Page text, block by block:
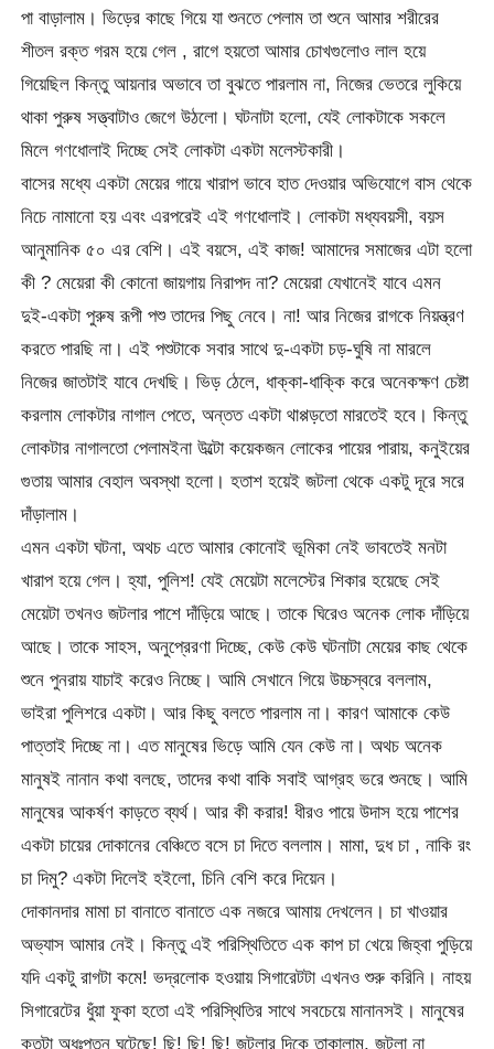
পা বাড়ালাম। ভিড়ের কাছে গিয়ে যা শুনতে পেলাম তা শুনে আমার শরীরের
শীতল রক্ত গরম হয়ে গেল , রাগে হয়তো আমার চোখগুলোও লাল হয়ে
গিয়েছিল কিন্তু আয়নার অভাবে তা বুঝতে পারলাম না, নিজের ভেতরে লুকিয়ে
থাকা পুরুষ সত্ত্বাটাও জেগে উঠলো। ঘটনাটা হলো, যেই লোকটাকে সকলে
মিলে গণধোলাই দিচ্ছে সেই লোকটা একটা মলেস্টকারী।
বাসের মধ্যে একটা মেয়ের গায়ে খারাপ ভাবে হাত দেওয়ার অভিযোগে বাস থেকে
নিচে নামানো হয় এবং এরপরেই এই গণধোলাই। লোকটা মধ্যবয়সী, বয়স
আনুমানিক ৫০ এর বেশি। এই বয়সে, এই কাজ! আমাদের সমাজের এটা হলো
কী ? মেয়েরা কী কোনো জায়গায় নিরাপদ না? মেয়েরা যেখানেই যাবে এমন
দুই-একটা পুরুষ রূপী পশু তাদের পিছু নেবে। না! আর নিজের রাগকে নিয়ন্ত্রণ
করতে পারছি না। এই পশুটাকে সবার সাথে দু-একটা চড়-ঘুষি না মারলে
নিজের জাতটাই যাবে দেখছি। ভিড় ঠেলে, ধাক্কা-ধাক্কি করে অনেকক্ষণ চেষ্টা
করলাম লোকটার নাগাল পেতে, অন্তত একটা থাপ্পড়তো মারতেই হবে। কিন্তু
লোকটার নাগালতো পেলামইনা উল্টো কয়েকজন লোকের পায়ের পারায়, কনুইয়ের
গুতায় আমার বেহাল অবস্থা হলো। হতাশ হয়েই জটলা থেকে একটু দূরে সরে
দাঁড়ালাম।
এমন একটা ঘটনা, অথচ এতে আমার কোনোই ভূমিকা নেই ভাবতেই মনটা
খারাপ হয়ে গেল। হ্যা, পুলিশ! যেই মেয়েটা মলেস্টের শিকার হয়েছে সেই
মেয়েটা তখনও জটলার পাশে দাঁড়িয়ে আছে। তাকে ঘিরেও অনেক লোক দাঁড়িয়ে
আছে। তাকে সাহস, অনুপ্রেরণা দিচ্ছে, কেউ কেউ ঘটনাটা মেয়ের কাছ থেকে
শুনে পুনরায় যাচাই করেও নিচ্ছে। আমি সেখানে গিয়ে উচ্চস্বরে বললাম,
ভাইরা পুলিশরে একটা। আর কিছু বলতে পারলাম না। কারণ আমাকে কেউ
পাত্তাই দিচ্ছে না। এত মানুষের ভিড়ে আমি যেন কেউ না। অথচ অনেক
মানুষই নানান কথা বলছে, তাদের কথা বাকি সবাই আগ্রহ ভরে শুনছে। আমি
মানুষের আকর্ষণ কাড়তে ব্যর্থ। আর কী করার! ধীরও পায়ে উদাস হয়ে পাশের
একটা চায়ের দোকানের বেঞ্চিতে বসে চা দিতে বললাম। মামা, দুধ চা , নাকি রং
চা দিমু? একটা দিলেই হইলো, চিনি বেশি করে দিয়েন।
দোকানদার মামা চা বানাতে বানাতে এক নজরে আমায় দেখলেন। চা খাওয়ার
অভ্যাস আমার নেই। কিন্তু এই পরিস্থিতিতে এক কাপ চা খেয়ে জিহ্বা পুড়িয়ে
যদি একটু রাগটা কমে! ভদ্রলোক হওয়ায় সিগারেটটা এখনও শুরু করিনি। নাহয়
সিগারেটের ধুঁয়া ফুকা হতো এই পরিস্থিতির সাথে সবচেয়ে মানানসই। মানুষের
কতটা অধঃপতন ঘটেছে! ছি! ছি! ছি! জটলার দিকে তাকালাম, জটলা না